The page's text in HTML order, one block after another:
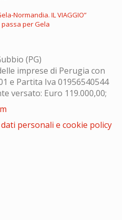
Normandia. IL VIAGGIO”
passa per Gela
(PG)
imprese di Perugia con
e Partita Iva 01956540544
versato: Euro 119.000,00;
personali e cookie policy